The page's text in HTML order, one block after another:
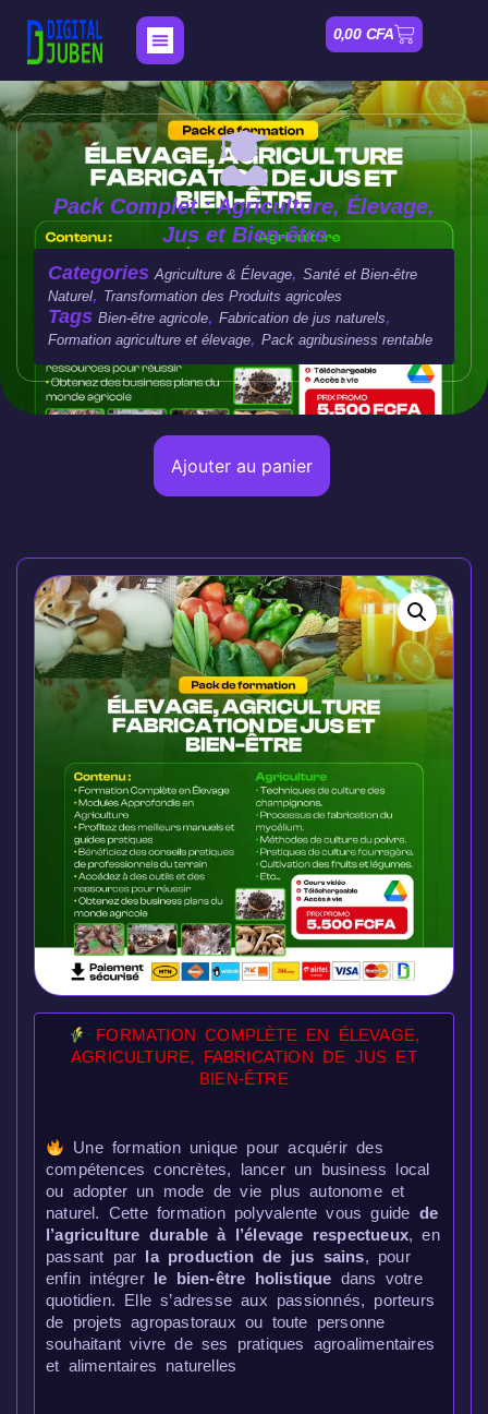
0,00 CFA
Pack Complet : Agriculture, Élevage,
Jus et Bien-être
Categories Agriculture & Élevage, Santé et Bien‑être
Naturel, Transformation des Produits agricoles
Tags Bien‑être agricole, Fabrication de jus naturels,
Formation agriculture et élevage, Pack agribusiness rentable
Ajouter au panier
FORMATION COMPLÈTE EN ÉLEVAGE,
AGRICULTURE, FABRICATION DE JUS ET
BIEN-ÊTRE
Une formation unique pour acquérir des
compétences concrètes, lancer un business local
ou adopter un mode de vie plus autonome et
naturel. Cette formation polyvalente vous guide de
l’agriculture durable à l’élevage respectueux, en
passant par la production de jus sains, pour
enfin intégrer le bien‑être holistique dans votre
quotidien. Elle s’adresse aux passionnés, porteurs
de projets agropastoraux ou toute personne
souhaitant vivre de ses pratiques agroalimentaires
et alimentaires naturelles